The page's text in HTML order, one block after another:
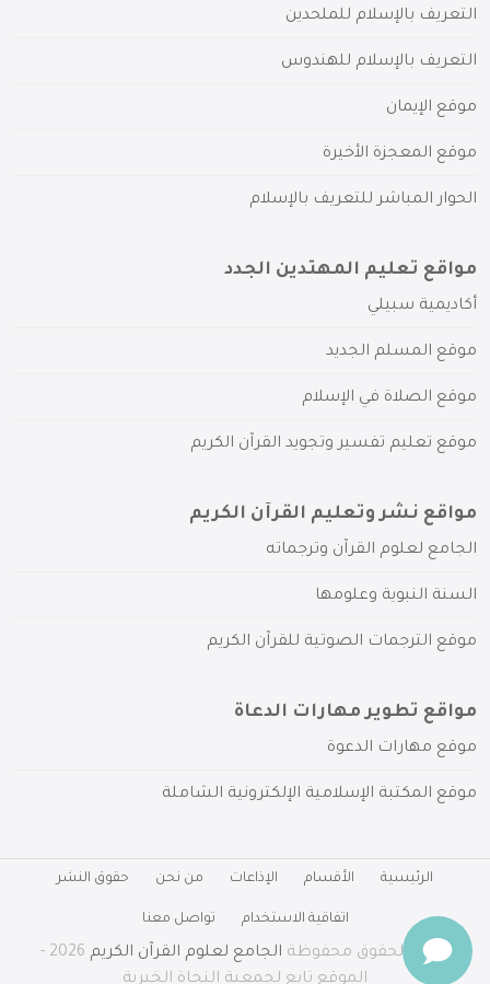
التعريف بالإسلام للملحدين
التعريف بالإسلام للهندوس
موقع الإيمان
موقع المعجزة الأخيرة
الحوار المباشر للتعريف بالإسلام
مواقع تعليم المهتدين الجدد
أكاديمية سبيلي
موقع المسلم الجديد
موقع الصلاة في الإسلام
موقع تعليم تفسير وتجويد القرآن الكريم
مواقع نشر وتعليم القرآن الكريم
الجامع لعلوم القرآن وترجماته
السنة النبوية وعلومها
موقع الترجمات الصوتية للقرآن الكريم
مواقع تطوير مهارات الدعاة
موقع مهارات الدعوة
موقع المكتبة الإسلامية الإلكترونية الشاملة
الرئيسية الأقسام الإذاعات من نحن حقوق النشر
اتفاقية الاستخدام تواصل معنا
جميع الحقوق محفوظة الجامع لعلوم القرآن الكريم
2026 -
الموقع تابع لجمعية النجاة الخيرية